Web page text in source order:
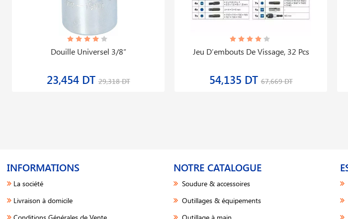
Douille Universel 3/8“
23,454 DT29,318 DT
Jeu D′embouts De Vissage, 32 Pcs
54,135 DT67,669 DT
INFORMATIONS
La société
Livraison à domicile
NOTRE CATALOGUE
Soudure & accessoires
Outillages & équipements